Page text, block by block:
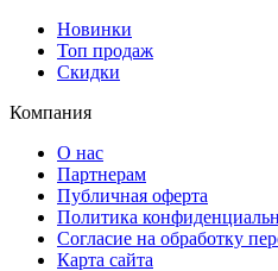
Новинки
Топ продаж
Скидки
Компания
О нас
Партнерам
Публичная оферта
Политика
Согласие на обработку
Карта сайта